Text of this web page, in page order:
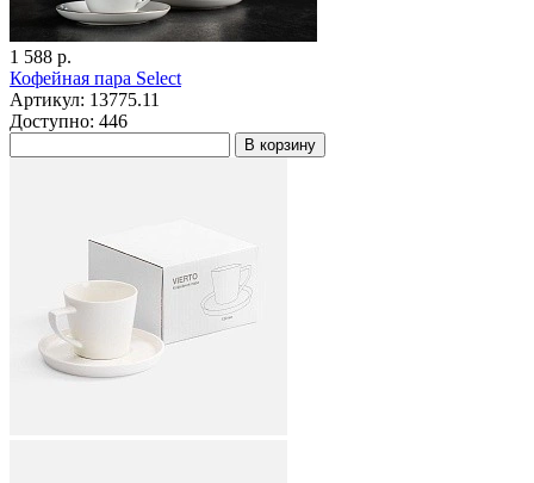
1 588 р.
Кофейная пара Select
Артикул: 13775.11
Доступно: 446
В корзину